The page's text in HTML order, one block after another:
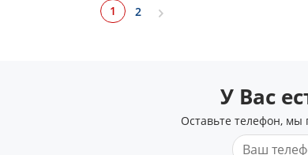
1
2
У Вас
Оставьте телефон,